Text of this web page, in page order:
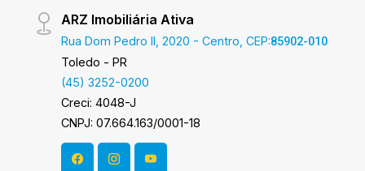
ARZ Imobiliária Ativa
Rua Dom Pedro II, 2020 - Centro, CEP:85902-010
Toledo - PR
(45) 3252-0200
Creci: 4048-J
CNPJ: 07.664.163/0001-18